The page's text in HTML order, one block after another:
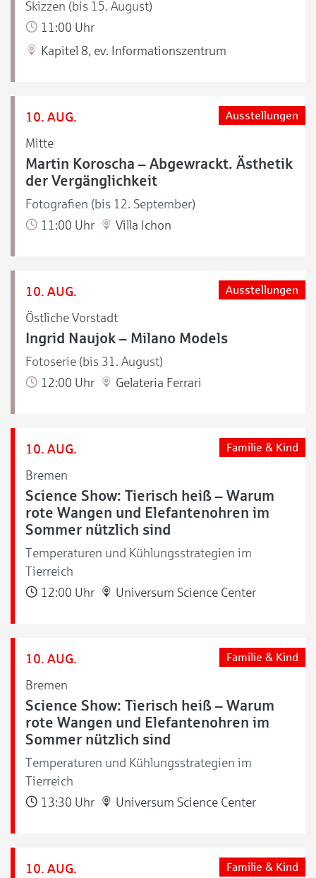
Skizzen (bis 15. August)
11:00 Uhr
Kapitel 8, ev. Informationszentrum
10. AUG.
Mitte
Ausstellungen
Martin Koroscha – Abgewrackt. Ästhetik
der Vergänglichkeit
Fotografien (bis 12. September)
11:00 Uhr
Villa Ichon
10. AUG.
Östliche Vorstadt
Ausstellungen
Ingrid Naujok – Milano Models
Fotoserie (bis 31. August)
12:00 Uhr
Gelateria Ferrari
10. AUG.
Bremen
Familie & Kind
Science Show: Tierisch heiß – Warum
rote Wangen und Elefantenohren im
Sommer nützlich sind
Temperaturen und Kühlungsstrategien im
Tierreich
12:00 Uhr
Universum Science Center
10. AUG.
Bremen
Familie & Kind
Science Show: Tierisch heiß – Warum
rote Wangen und Elefantenohren im
Sommer nützlich sind
Temperaturen und Kühlungsstrategien im
Tierreich
13:30 Uhr
Universum Science Center
10. AUG. Familie & Kind